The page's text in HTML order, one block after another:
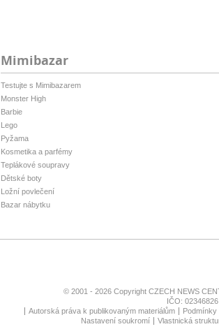
Mimibazar
Testujte s Mimibazarem
Monster High
Barbie
Lego
Pyžama
Kosmetika a parfémy
Teplákové soupravy
Dětské boty
Ložní povlečení
Bazar nábytku
© 2001 - 2026 Copyright CZECH NEWS
IČO:
Autorská práva k publikovaným materiálům
Nastavení soukromí
Vlastnická